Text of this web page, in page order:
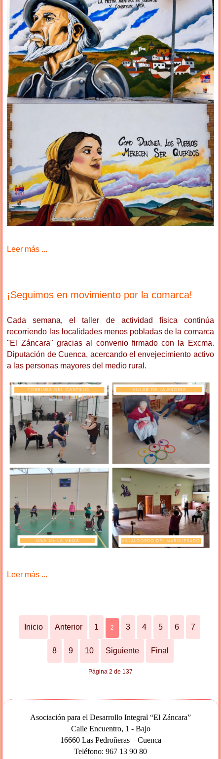
Leer más ...
¡Seguimos en movimiento por la comarca!
Cada semana, el taller de actividad física continúa
recorriendo las localidades menos pobladas de la comarca
"El Záncara" gracias al convenio firmado con la Excma.
Diputación de Cuenca, acercando el envejecimiento activo
a las personas mayores del medio rural.
Leer más ...
Inicio Anterior 1 2 3 4 5 6 7
8 9 10 Siguiente Final
Página 2 de 137
Asociación para el Desarrollo Integral “El Záncara”
Calle Encuentro, 1 - Bajo
16660 Las Pedroñeras – Cuenca
Teléfono: 967 13 90 80